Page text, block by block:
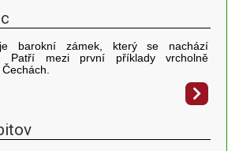
barokní zámek, který se nachází
Patří mezi první příklady vrcholně